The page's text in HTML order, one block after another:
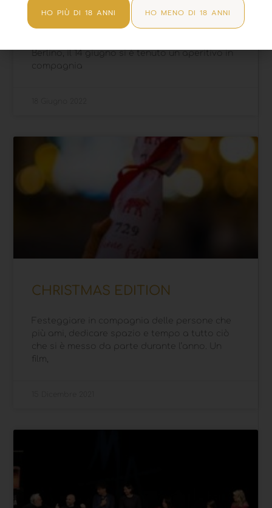
La nostra #729beer supera i confini della
Berlino, il 14 giugno si è tenuto un aperitivo in
compagnia
CHRISTMAS EDITION
Festeggiare in compagnia delle persone che
più ami, dedicare spazio e tempo a tutto ciò
che si è messo da parte durante l’anno. Un
film,
HO PIÙ DI 18 ANNI HO MENO DI 18 ANNI